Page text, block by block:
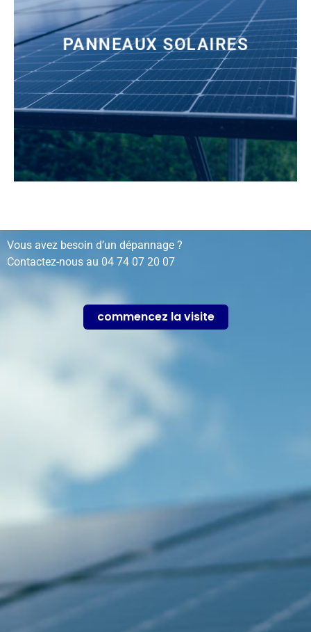
PANNEAUX SOLAIRES
installation, rénovation, dépannage…
Vous avez besoin d’un dépannage ?
Contactez-nous au 04 74 07 20 07
commencez la visite